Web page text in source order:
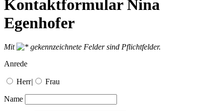
Kontaktformular Nina
Egenhofer
Mit
gekennzeichnete Felder sind Pflichtfelder.
Anrede
Herr| Frau
Name